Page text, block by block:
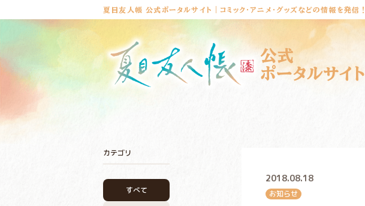
夏目友人帳 公式ポータルサイト｜コミック・アニメ・グッズなどの情報を発信！
公式
ポータルサイト
カテゴリ
すべて
2018.08.18
お知らせ